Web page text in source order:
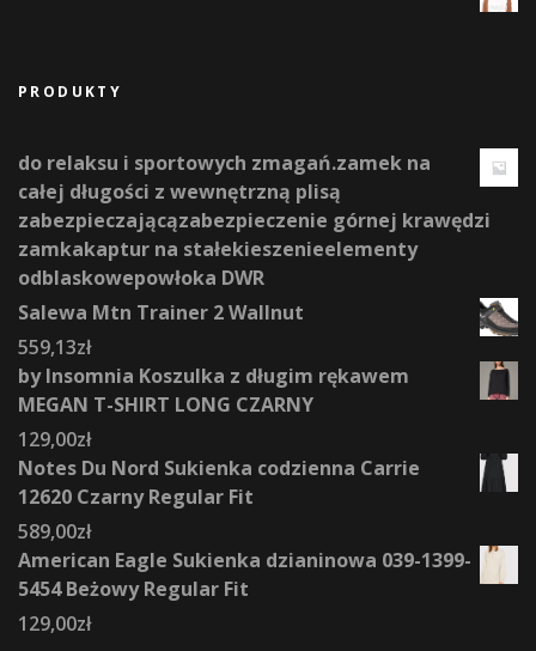
PRODUKTY
do relaksu i sportowych zmagań.zamek na
całej długości z wewnętrzną plisą
zabezpieczającązabezpieczenie górnej krawędzi
zamkakaptur na stałekieszenieelementy
odblaskowepowłoka DWR
Salewa Mtn Trainer 2 Wallnut
559,13zł
by Insomnia Koszulka z długim rękawem
MEGAN T-SHIRT LONG CZARNY
129,00zł
Notes Du Nord Sukienka codzienna Carrie
12620 Czarny Regular Fit
589,00zł
American Eagle Sukienka dzianinowa 039-1399-
5454 Beżowy Regular Fit
129,00zł